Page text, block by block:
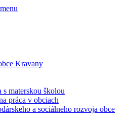
Kravany
s materskou školou
práca v obciach
a sociálneho rozvoja obce